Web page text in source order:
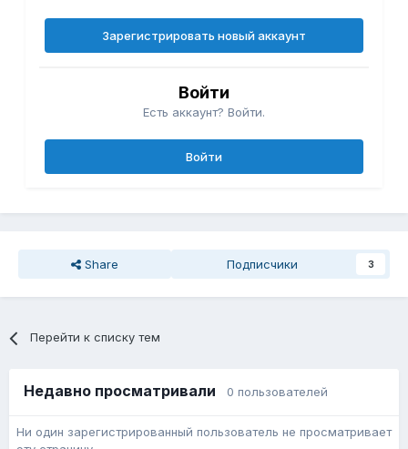
Зарегистрировать новый аккаунт
Войти
Есть аккаунт? Войти.
Войти
Share Подписчики 3
Перейти к списку тем
Недавно просматривали 0 пользователей
Ни один зарегистрированный пользователь не просматривает